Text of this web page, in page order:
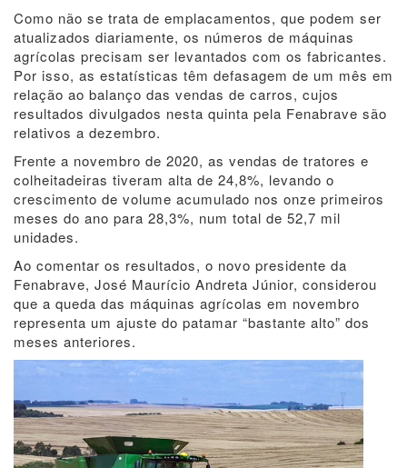
Como não se trata de emplacamentos, que podem ser
atualizados diariamente, os números de máquinas
agrícolas precisam ser levantados com os fabricantes.
Por isso, as estatísticas têm defasagem de um mês em
relação ao balanço das vendas de carros, cujos
resultados divulgados nesta quinta pela Fenabrave são
relativos a dezembro.
Frente a novembro de 2020, as vendas de tratores e
colheitadeiras tiveram alta de 24,8%, levando o
crescimento de volume acumulado nos onze primeiros
meses do ano para 28,3%, num total de 52,7 mil
unidades.
Ao comentar os resultados, o novo presidente da
Fenabrave, José Maurício Andreta Júnior, considerou
que a queda das máquinas agrícolas em novembro
representa um ajuste do patamar “bastante alto” dos
meses anteriores.